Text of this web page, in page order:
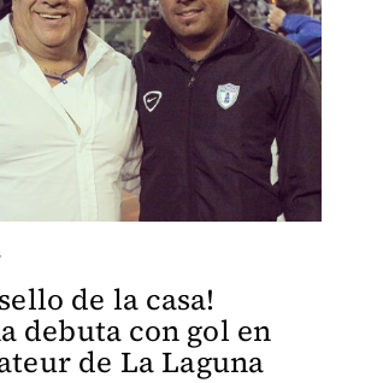
de la casa!
debuta con gol en
de La Laguna